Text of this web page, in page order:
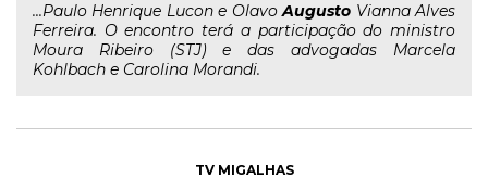
...Paulo Henrique Lucon e OlavoAugusto Vianna Alves
Ferreira. O encontro terá a participação do ministro
Moura Ribeiro (STJ) e das advogadas Marcela
Kohlbach e Carolina Morandi.
TV MIGALHAS